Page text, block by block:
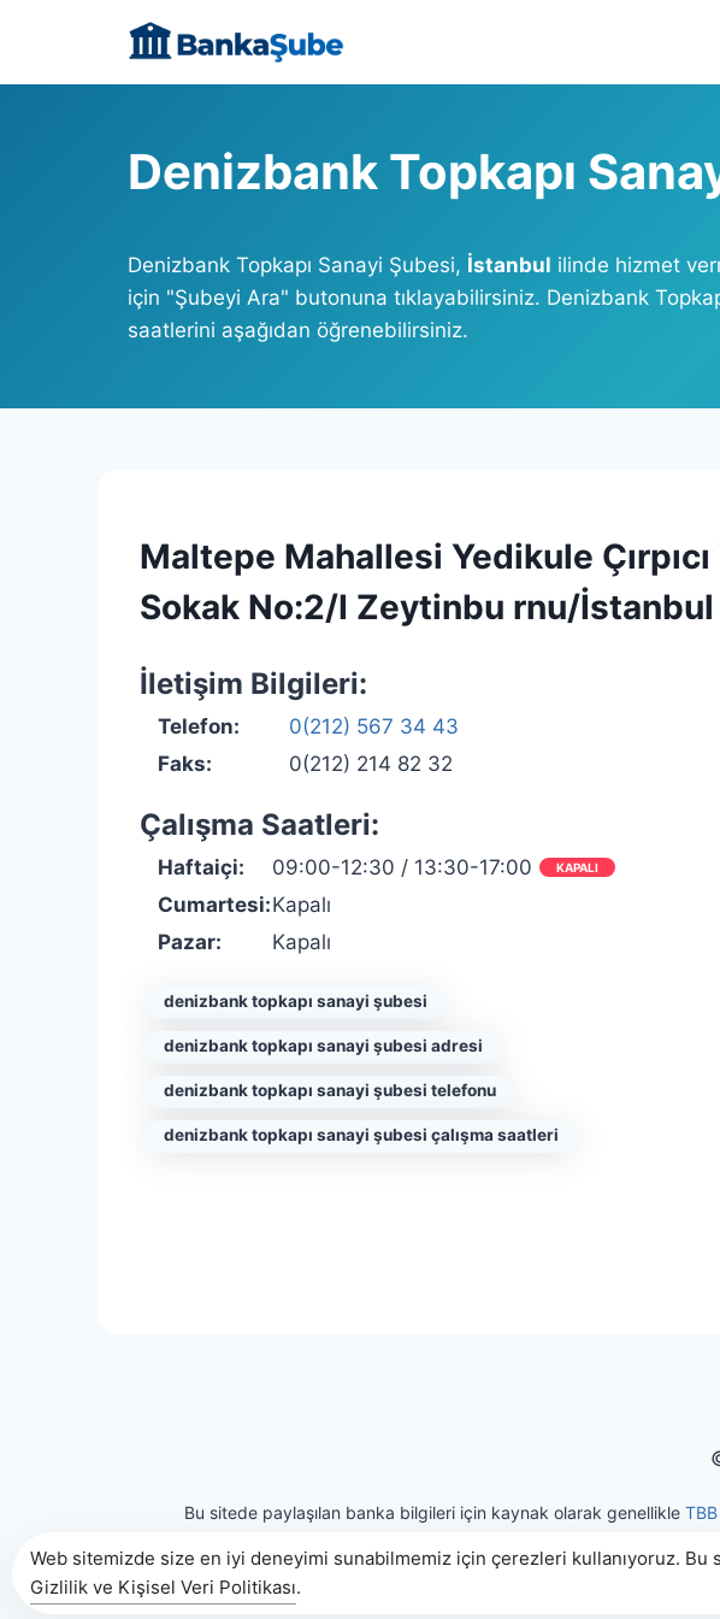
content
Denizbank Topkapı
Denizbank Topkapı Sanayi Şubesi, İstanbul ilinde hizmet
için "Şubeyi Ara" butonuna tıklayabilirsiniz. Denizbank
saatlerini aşağıdan öğrenebilirsiniz.
Maltepe Mahallesi Yedikule Çırpıcı
Sokak No:2/I Zeytinbu rnu/İstanbul
İletişim Bilgileri:
Telefon:
0(212) 567 34 43
Faks:
0(212) 214 82 32
Çalışma Saatleri:
Haftaiçi: 09:00-12:30 / 13:30-17:00 KAPALI
Cumartesi:Kapalı
Pazar:
Kapalı
denizbank topkapı sanayi şubesi
denizbank topkapı sanayi şubesi adresi
denizbank topkapı sanayi şubesi telefonu
denizbank topkapı sanayi şubesi çalışma saatleri
Bu sitede paylaşılan banka bilgileri için kaynak olarak genellikle TBB
Kullanım
Web sitemizde size en iyi deneyimi sunabilmemiz için çerezleri kullanıyoruz.
Gizlilik ve Kişisel Veri Politikası.